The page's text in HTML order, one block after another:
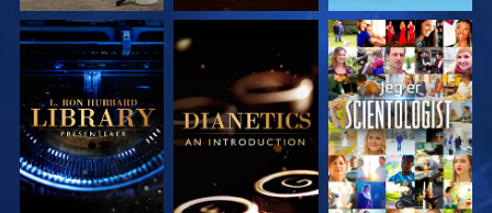
UTFORSK SERIEN UTFORSK SERIEN SE